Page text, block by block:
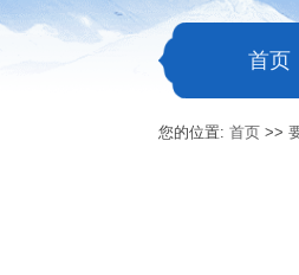
首页
您的位置:首页 >>